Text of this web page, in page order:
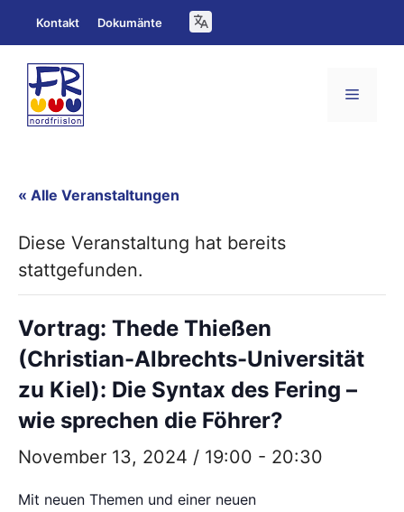
Inhalt
springen
Kontakt Dokumänte
Menü
« Alle Veranstaltungen
Diese Veranstaltung hat bereits
stattgefunden.
Vortrag: Thede Thießen
(Christian-Albrechts-Universität
zu Kiel): Die Syntax des Fering –
wie sprechen die Föhrer?
November 13, 2024 / 19:00 - 20:30
Mit neuen Themen und einer neuen